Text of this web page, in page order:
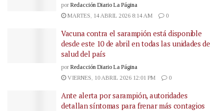
por Redacción Diario La Página
MARTES, 14 ABRIL 2026 8:14 AM
0
Vacuna contra el sarampión está disponible
desde este 10 de abril en todas las unidades de
salud del país
por Redacción Diario La Página
VIERNES, 10 ABRIL 2026 12:01 PM
0
Ante alerta por sarampión, autoridades
detallan síntomas para frenar más contagios